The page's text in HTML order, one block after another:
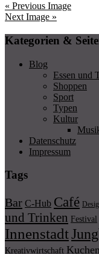
« Previous Image
Next Image »
Kategorien &
Blog
Essen und
Shoppen
Sport
Typen
Kultur
Datenschutz
Impressum
Tags
Bar C-Hub Café
und Trinken Festival
Innenstadt
Kreativwirtschaft